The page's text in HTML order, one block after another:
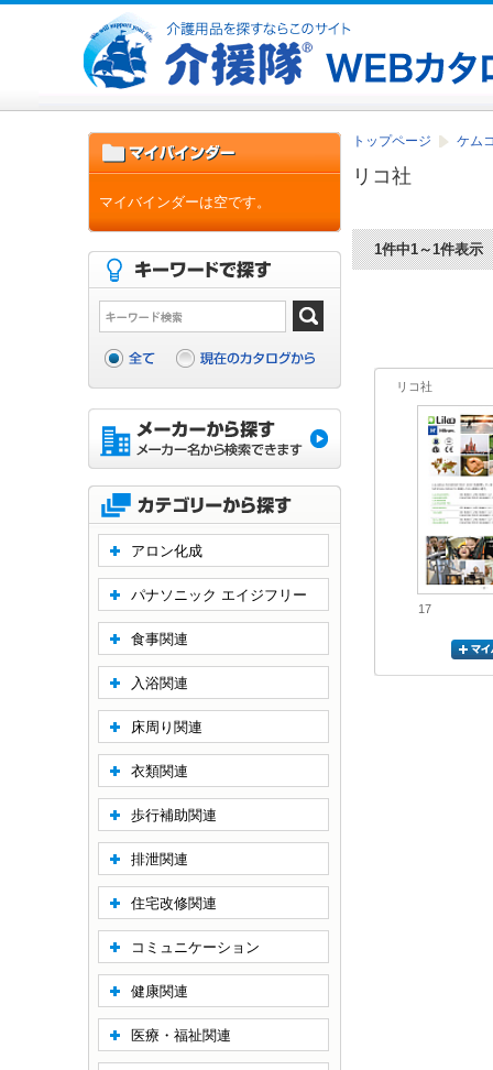
トップページ ケム
リコ社
1件中1～1件表示
リコ社
17
マイバインダーは空です。
アロン化成
パナソニック エイジフリー
食事関連
入浴関連
床周り関連
衣類関連
歩行補助関連
排泄関連
住宅改修関連
コミュニケーション
健康関連
医療・福祉関連